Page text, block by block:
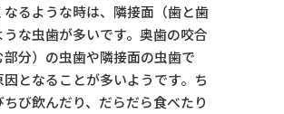
るような時は、隣接面（歯と歯
な虫歯が多いです。奥歯の咬合
分）の虫歯や隣接面の虫歯で
となることが多いようです。ち
び飲んだり、だらだら食べたり